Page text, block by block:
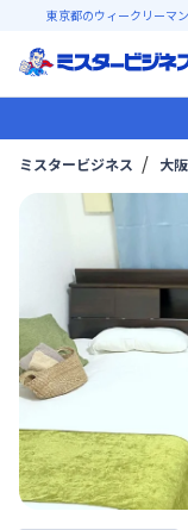
東京都のウィークリーマ
ミスタービジネス 大